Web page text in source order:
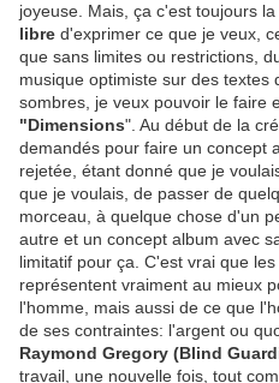
joyeuse. Mais, ça c'est toujours
libre d'exprimer ce que je veux,
que sans limites ou restrictions,
musique optimiste sur des textes
sombres, je veux pouvoir le faire
"Dimensions". Au début de la
demandés pour faire un concept
rejetée, étant donné que je
que je voulais, de passer de
morceau, à quelque chose d'un
autre et un concept album avec
limitatif pour ça. C'est vrai que
représentent vraiment au mieux
l'homme, mais aussi de ce que
de ses contraintes: l'argent ou
Raymond Gregory (Blind
travail, une nouvelle fois, tout